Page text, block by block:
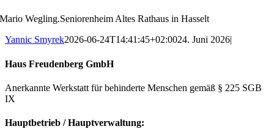
Mario Wegling.Seniorenheim Altes Rathaus in Hasselt
Yannic Smyrek2026-06-24T14:41:45+02:0024. Juni 2026|
Haus Freudenberg GmbH
Anerkannte Werkstatt für behinderte Menschen gemäß § 225 SGB
IX
Hauptbetrieb / Hauptverwaltung: